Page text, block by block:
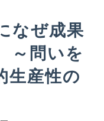
なぜ成果
～問いを
生産性の